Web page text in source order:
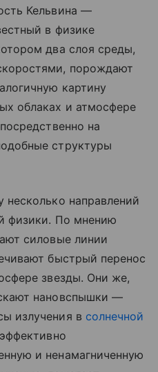
Кельвина —
в физике
два слоя среды,
порождают
картину
облаках и атмосфере
на
структуры
несколько направлений
физики. По мнению
силовые линии
быстрый перенос
звезды. Они же,
нановспышки —
излучения в солнечной
и ненамагниченную